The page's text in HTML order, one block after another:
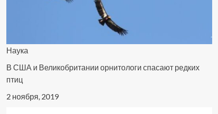
Наука
В США и Великобритании орнитологи спасают редких
птиц
2 ноября, 2019